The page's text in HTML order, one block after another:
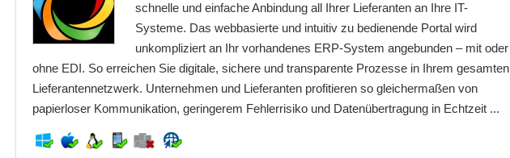
schnelle und einfache Anbindung all Ihrer Lieferanten an Ihre IT-
Systeme. Das webbasierte und intuitiv zu bedienende Portal wird
unkompliziert an Ihr vorhandenes ERP-System angebunden – mit oder
ohne EDI. So erreichen Sie digitale, sichere und transparente Prozesse in Ihrem gesamten
Lieferantennetzwerk. Unternehmen und Lieferanten profitieren so gleichermaßen von
papierloser Kommunikation, geringerem Fehlerrisiko und Datenübertragung in Echtzeit ...